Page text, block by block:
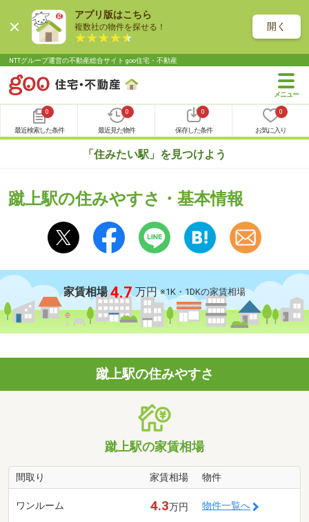
アプリ版はこちら
複数社の物件を探せる！ 開く
NTTグループ運営の不動産総合サイト goo住宅・不動産
0
最近検索した条件
0
最近見た物件
0
保存した条件
0
お気に入り
「住みたい駅」を見つけよう
蹴上駅の住みやすさ・基本情報
家賃相場 4.7 万円 ※1K・1DKの家賃相場
蹴上駅の住みやすさ
蹴上駅の家賃相場
間取り 家賃相場 物件
ワンルーム 4.3万円 物件一覧へ